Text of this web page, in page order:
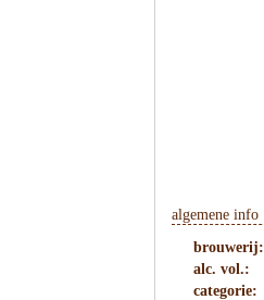
algemene info
brouwerij:
alc. vol.:
categorie: